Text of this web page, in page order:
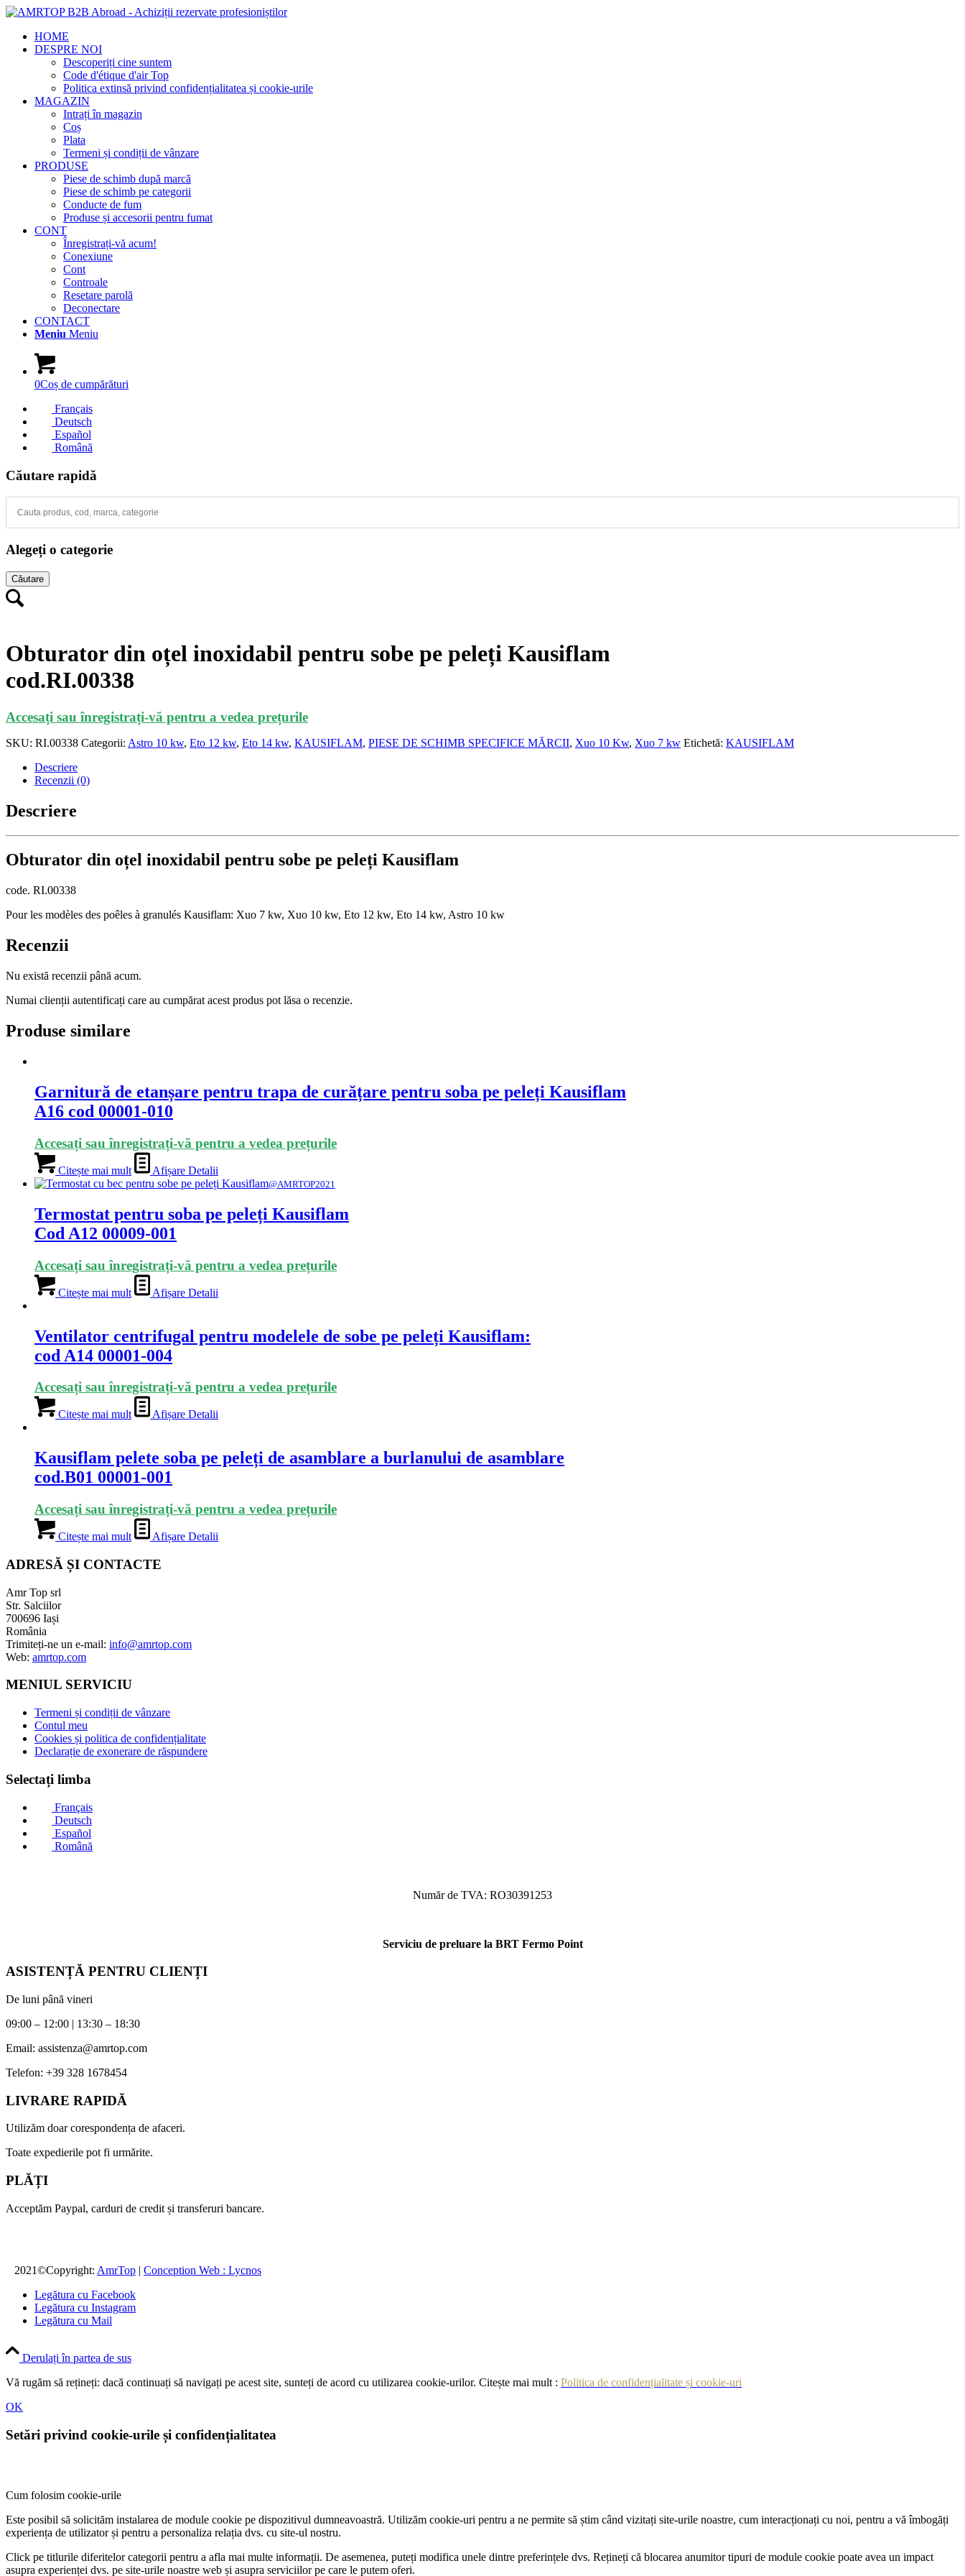
HOME
DESPRE NOI
Descoperiți cine suntem
Code d'étique d'air Top
Politica extinsă privind confidențialitatea și cookie-urile
MAGAZIN
Intrați în magazin
Coș
Plata
Termeni și condiții de vânzare
PRODUSE
Piese de schimb după marcă
Piese de schimb pe categorii
Conducte de fum
Produse și accesorii pentru fumat
CONT
Înregistrați-vă acum!
Conexiune
Cont
Controale
Resetare parolă
Deconectare
CONTACT
Meniu Meniu
0Coș de cumpărături
Français
Deutsch
Español
Română
Căutare rapidă
Alegeți o categorie
Căutare
Obturator din oțel inoxidabil pentru sobe pe peleți Kausiflam
cod.RI.00338
Accesați sau înregistrați-vă pentru a vedea prețurile
SKU: RI.00338 Categorii: Astro 10 kw, Eto 12 kw, Eto 14 kw, KAUSIFLAM, PIESE DE SCHIMB SPECIFICE MĂRCII, Xuo 10 Kw, Xuo 7 kw Etichetă: KAUSIFLAM
Descriere
Recenzii (0)
Descriere
Obturator din oțel inoxidabil pentru sobe pe peleți Kausiflam
code. RI.00338
Pour les modèles des poêles à granulés Kausiflam: Xuo 7 kw, Xuo 10 kw, Eto 12 kw, Eto 14 kw, Astro 10 kw
Recenzii
Nu există recenzii până acum.
Numai clienții autentificați care au cumpărat acest produs pot lăsa o recenzie.
Produse similare
Garnitură de etanșare pentru trapa de curățare pentru soba pe peleți Kausiflam
A16 cod 00001-010
Accesați sau înregistrați-vă pentru a vedea prețurile
Citește mai mult Afișare Detalii
@AMRTOP2021
Termostat pentru soba pe peleți Kausiflam
Cod A12 00009-001
Accesați sau înregistrați-vă pentru a vedea prețurile
Citește mai mult Afișare Detalii
Ventilator centrifugal pentru modelele de sobe pe peleți Kausiflam:
cod A14 00001-004
Accesați sau înregistrați-vă pentru a vedea prețurile
Citește mai mult Afișare Detalii
Kausiflam pelete soba pe peleți de asamblare a burlanului de asamblare
cod.B01 00001-001
Accesați sau înregistrați-vă pentru a vedea prețurile
Citește mai mult Afișare Detalii
ADRESĂ ȘI CONTACTE
Amr Top srl
Str. Salciilor
700696 Iași
România
Trimiteți-ne un e-mail: info@amrtop.com
Web: amrtop.com
MENIUL SERVICIU
Termeni și condiții de vânzare
Contul meu
Cookies și politica de confidențialitate
Declarație de exonerare de răspundere
Selectați limba
Français
Deutsch
Español
Română
Număr de TVA: RO30391253
Serviciu de preluare la BRT Fermo Point
ASISTENȚĂ PENTRU CLIENȚI
De luni până vineri
09:00 – 12:00 | 13:30 – 18:30
Email: assistenza@amrtop.com
Telefon: +39 328 1678454
LIVRARE RAPIDĂ
Utilizăm doar corespondența de afaceri.
Toate expedierile pot fi urmărite.
PLĂȚI
Acceptăm Paypal, carduri de credit și transferuri bancare.
2021©Copyright: AmrTop | Conception Web : Lycnos
Legătura cu Facebook
Legătura cu Instagram
Legătura cu Mail
Derulați în partea de sus
Vă rugăm să rețineți: dacă continuați să navigați pe acest site, sunteți de acord cu utilizarea cookie-urilor. Citește mai mult : Politica de confidențialitate și cookie-uri
OK
Setări privind cookie-urile și confidențialitatea
Cum folosim cookie-urile
Este posibil să solicităm instalarea de module cookie pe dispozitivul dumneavoastră. Utilizăm cookie-uri pentru a ne permite să știm când vizitați site-urile noastre, cum interacționați cu noi, pentru a vă îmbogăți
experiența de utilizator și pentru a personaliza relația dvs. cu site-ul nostru.
Click pe titlurile diferitelor categorii pentru a afla mai multe informații. De asemenea, puteți modifica unele dintre preferințele dvs. Rețineți că blocarea anumitor tipuri de module cookie poate avea un impact
asupra experienței dvs. pe site-urile noastre web și asupra serviciilor pe care le putem oferi.